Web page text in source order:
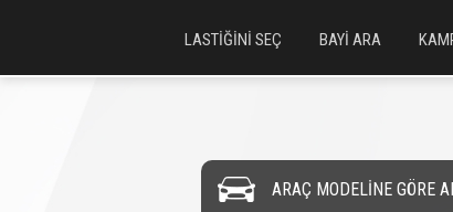
LASTİĞİNİ SEÇ BAYİ ARA
ARAÇ MODELİNE GÖRE